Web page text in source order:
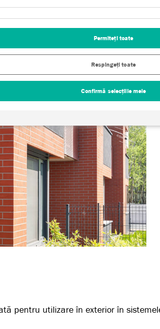
reproduce aspectul cărămizii
vopselei Demandit pe un strat de
a chitului, și prin aplicarea tencuielii
și textura dorite, suprafața cărămizii
pentru utilizare în exterior în
Permiteți toate
Respingeți toate
Confirmă selecțiile mele